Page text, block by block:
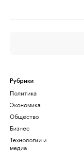
Рубрики
Политика
Экономика
Общество
Бизнес
Технологии и
медиа